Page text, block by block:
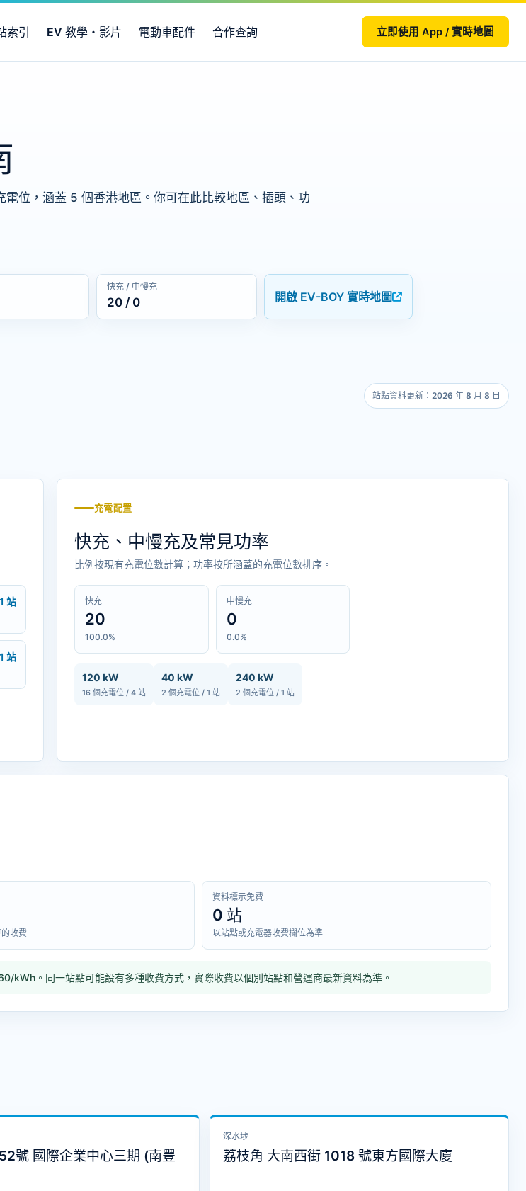
索引 EV 教學・影片 電動車配件 合作查詢 立即使用 App / 實時地圖
位，涵蓋 5 個香港地區。你可在此比較地區、插頭、功
快充 / 中慢充
20 / 0 開啟 EV-BOY 實時地圖
站點資料更新：2026 年 8 月 8 日
1 站
1 站
充電配置
快充、中慢充及常見功率
比例按現有充電位數計算；功率按所涵蓋的充電位數排序。
快充
20
100.0%
中慢充
0
0.0%
120 kW
16 個充電位 / 4 站
40 kW
2 個充電位 / 1 站
240 kW
2 個充電位 / 1 站
收費
資料標示免費
0 站
以站點或充電器收費欄位為準
。同一站點可能設有多種收費方式，實際收費以個別站點和營運商最新資料為準。
號 國際企業中心三期 (南豐
深水埗
荔枝角 大南西街 1018 號東方國際大廈